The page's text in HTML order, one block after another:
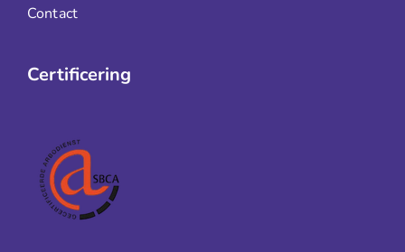
Contact
Certificering